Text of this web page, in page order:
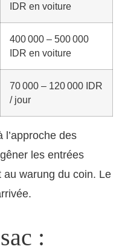
IDR en voiture
400 000 – 500 000
IDR en voiture
70 000 – 120 000 IDR
/ jour
l’approche des
les entrées
warung du coin. Le
: